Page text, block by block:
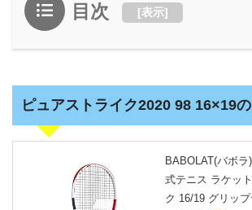
目次 [表示]
ピュアストライク2020 98 16×19
BABOLAT(バボ
式テニス ラケッ
ク 16/19 グリッ